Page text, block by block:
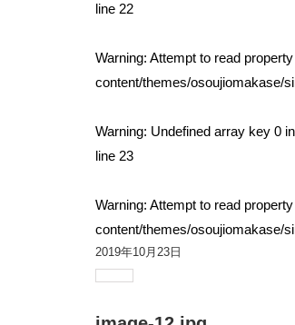
line 22
Warning: Attempt to read
content/themes/osoujiomakase/
Warning: Undefined array key 0 in
line 23
Warning: Attempt to read
content/themes/osoujiomakase/
2019年10月23日